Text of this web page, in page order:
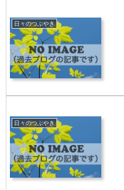
日々のつぶやき
日々のつぶやき